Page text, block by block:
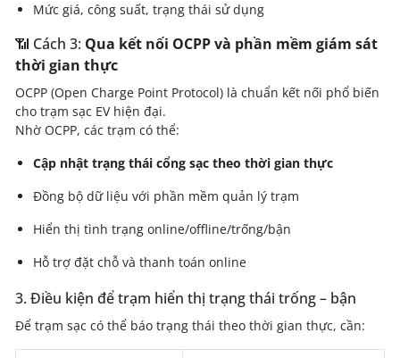
Mức giá, công suất, trạng thái sử dụng
📶 Cách 3: Qua kết nối OCPP và phần mềm giám sát
thời gian thực
OCPP (Open Charge Point Protocol) là chuẩn kết nối phổ biến
cho trạm sạc EV hiện đại.
Nhờ OCPP, các trạm có thể:
Cập nhật trạng thái cổng sạc theo thời gian thực
Đồng bộ dữ liệu với phần mềm quản lý trạm
Hiển thị tình trạng online/offline/trống/bận
Hỗ trợ đặt chỗ và thanh toán online
3. Điều kiện để trạm hiển thị trạng thái trống – bận
Để trạm sạc có thể báo trạng thái theo thời gian thực, cần: